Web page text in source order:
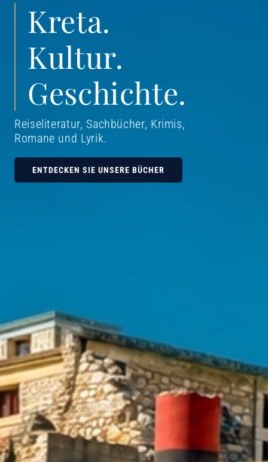
Kreta.
Kultur.
Geschichte.
Reiseliteratur, Sachbücher, Krimis,
Romane und Lyrik.
ENTDECKEN SIE UNSERE BÜCHER